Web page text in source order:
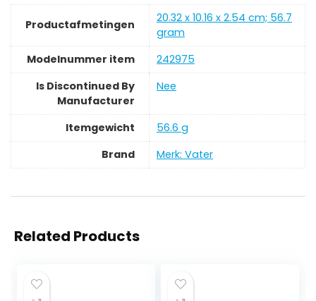
Productafmetingen
‎20.32 x 10.16 x 2.54 cm; 56.7
gram
Modelnummer item
‎242975
Is Discontinued By
Manufacturer
‎Nee
Itemgewicht
‎56.6 g
Brand
Merk: Vater
Related Products